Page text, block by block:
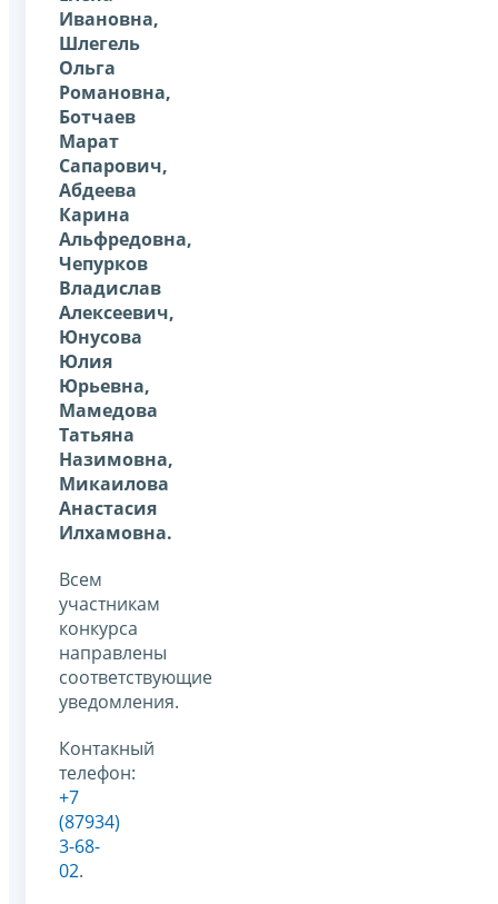
Ивановна,
Шлегель
Ольга
Романовна,
Ботчаев
Марат
Сапарович,
Абдеева
Карина
Альфредовна,
Чепурков
Владислав
Алексеевич,
Юнусова
Юлия
Юрьевна,
Мамедова
Татьяна
Назимовна,
Микаилова
Анастасия
Илхамовна.
Всем
участникам
конкурса
направлены
соответствующие
уведомления.
Контакный
телефон:
+7
(87934)
3-68-
02.